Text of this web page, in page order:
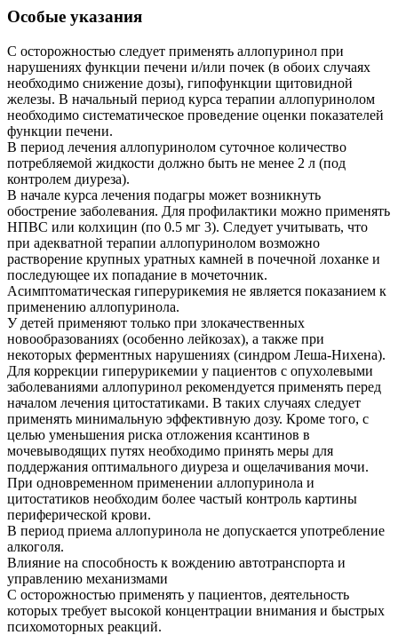
Особые указания
С осторожностью следует применять аллопуринол при
нарушениях функции печени и/или почек (в обоих случаях
необходимо снижение дозы), гипофункции щитовидной
железы. В начальный период курса терапии аллопуринолом
необходимо систематическое проведение оценки показателей
функции печени.
В период лечения аллопуринолом суточное количество
потребляемой жидкости должно быть не менее 2 л (под
контролем диуреза).
В начале курса лечения подагры может возникнуть
обострение заболевания. Для профилактики можно применять
НПВС или колхицин (по 0.5 мг 3). Следует учитывать, что
при адекватной терапии аллопуринолом возможно
растворение крупных уратных камней в почечной лоханке и
последующее их попадание в мочеточник.
Асимптоматическая гиперурикемия не является показанием к
применению аллопуринола.
У детей применяют только при злокачественных
новообразованиях (особенно лейкозах), а также при
некоторых ферментных нарушениях (синдром Леша-Нихена).
Для коррекции гиперурикемии у пациентов с опухолевыми
заболеваниями аллопуринол рекомендуется применять перед
началом лечения цитостатиками. В таких случаях следует
применять минимальную эффективную дозу. Кроме того, с
целью уменьшения риска отложения ксантинов в
мочевыводящих путях необходимо принять меры для
поддержания оптимального диуреза и ощелачивания мочи.
При одновременном применении аллопуринола и
цитостатиков необходим более частый контроль картины
периферической крови.
В период приема аллопуринола не допускается употребление
алкоголя.
Влияние на способность к вождению автотранспорта и
управлению механизмами
С осторожностью применять у пациентов, деятельность
которых требует высокой концентрации внимания и быстрых
психомоторных реакций.